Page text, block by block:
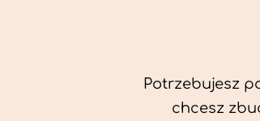
Potrzebujesz
chcesz